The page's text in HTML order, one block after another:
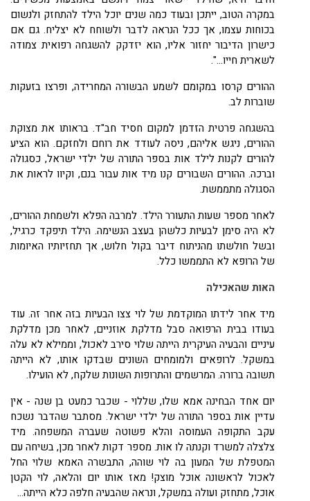
במקרה הטוב, ייתכן ובעוד כמה שנים יוכל הילד להתחזק ולנשום
בכוחות עצמו, אך ככל הנראה לדבר ולשוחח לא יצליח. גם אם
כישרון הדיבור יחזור אליו, הוא יזדקק להשגחה רפואית צמודה
לשארית חייו...".
ההורים קרסו במקומם לשמע הבשורה המחרידה, ופרצו בזעקות
שוברות לב.
בהשגחה פרטית הזדמן למקום חסיד חב"ד. בראותו את מצוקת
ההורים, ניגש אליהם, ניסה לעודד את רוחם ולחזקם. הוא הציע
להורים לקנות לילד אות בספר התורה של ילדי ישראל, כסגולה
וברכה. ההורים השבורים קנו מיד אות עבור בנם, וקיוו לראות את
הסגולה מתממשת.
לאחר מספר שעות התעורר הילד. למרבה הפלא ולשמחת ההורים,
לא היה סימן לבעיות כלשהן בעצב הנשימה. הילד תיפקד כרגיל,
ובשל חולשתו מהניתוח דיבר בקול חלוש, אך תחזיותיו האיומות
של הרופא לא התממשו כלל.
האות שהאכילה
מיד אחר לידתו המוקדמת של לוי צצו הבעיות בזה אחר זה. עוד
בעודו בבית הרפואה סבל מדלקת אוזניים, לאחר מכן מדלקת
עיניים והבעיה העיקרית הייתה שלוי סירב לאכול, וממילא לא עלה
במשקל. לרופאים ולמומחים השונים שבדקו אותו, לא הייתה
תשובה ברורה. המרשמים והתרופות השונות שלקח, לא הועילו.
יום אחד הבחינה אמא שלו, שללוי - שכבר כמעט בן שנה - אין
עדיין אות בספר התורה של ילדי ישראל. מסתבר שהדבר נשכח
עקב התקופה העמוסה והלא פשוטה שעברה המשפחה. מיד
צלצלה למשרד וקנתה לו אות. מספר דקות לאחר מכן, בשיחה עם
המטפלת של המעון בה לוי שוהה, התבשרה האמא שלוי החל
לאכול לראשונה אוכל מוצק! מאז אותו יום והלאה, לוי הקטן
אוכל, מתחזק ועולה במשקל, ונראה שהבעיה חלפה כלא הייתה...